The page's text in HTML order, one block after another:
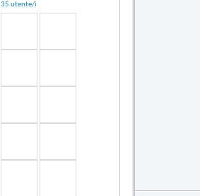
35 utente/i